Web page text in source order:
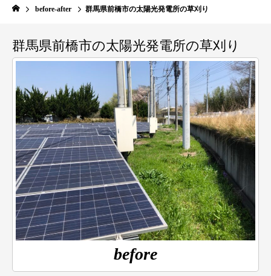
before-after 群馬県前橋市の太陽光発電所の草刈り
群馬県前橋市の太陽光発電所の草刈り
before